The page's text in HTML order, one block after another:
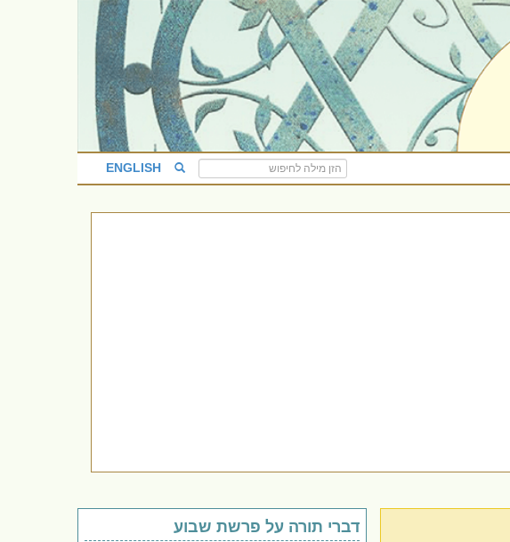
ENGLISH
דברי תורה על פרשת שבוע